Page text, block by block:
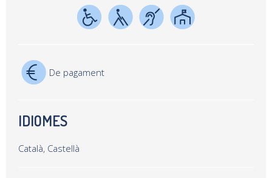
De pagament
IDIOMES
Català, Castellà